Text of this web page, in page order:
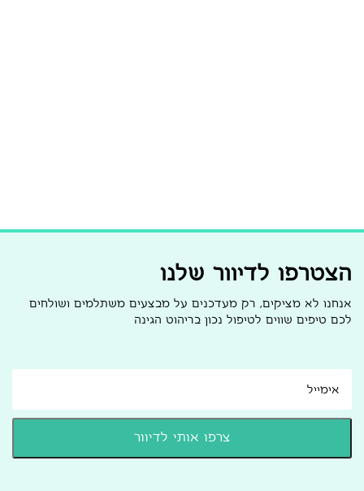
הצטרפו לדיוור שלנו
אנחנו לא מציקים, רק מעדכנים על מבצעים משתלמים ושולחים
לכם טיפים שווים לטיפול נכון בריהוט הגינה